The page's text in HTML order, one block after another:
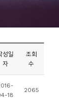
성일
자
조회
수
18
2065